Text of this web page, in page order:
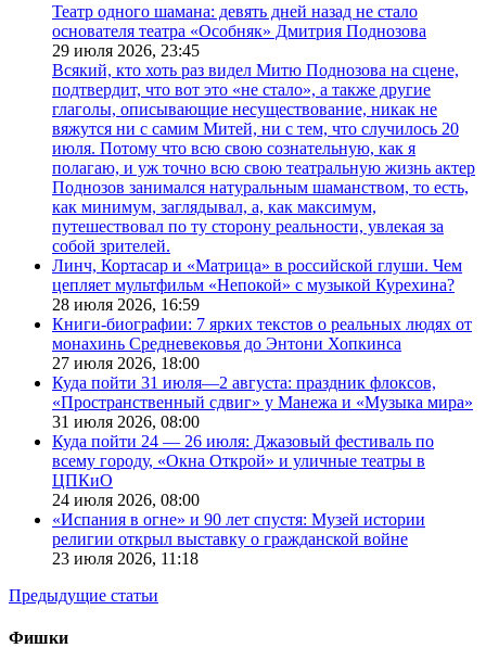
Театр одного шамана: девять дней назад не стало
основателя театра «Особняк» Дмитрия Поднозова
29 июля 2026, 23:45
Всякий, кто хоть раз видел Митю Поднозова на сцене,
подтвердит, что вот это «не стало», а также другие
глаголы, описывающие несуществование, никак не
вяжутся ни с самим Митей, ни с тем, что случилось 20
июля. Потому что всю свою сознательную, как я
полагаю, и уж точно всю свою театральную жизнь актер
Поднозов занимался натуральным шаманством, то есть,
как минимум, заглядывал, а, как максимум,
путешествовал по ту сторону реальности, увлекая за
собой зрителей.
Линч, Кортасар и «Матрица» в российской глуши. Чем
цепляет мультфильм «Непокой» с музыкой Курехина?
28 июля 2026, 16:59
Книги-биографии: 7 ярких текстов о реальных людях от
монахинь Средневековья до Энтони Хопкинса
27 июля 2026, 18:00
Куда пойти 31 июля—2 августа: праздник флоксов,
«Пространственный сдвиг» у Манежа и «Музыка мира»
31 июля 2026, 08:00
Куда пойти 24 — 26 июля: Джазовый фестиваль по
всему городу, «Окна Открой» и уличные театры в
ЦПКиО
24 июля 2026, 08:00
«Испания в огне» и 90 лет спустя: Музей истории
религии открыл выставку о гражданской войне
23 июля 2026, 11:18
Предыдущие статьи
Фишки